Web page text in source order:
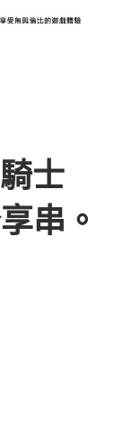
士
串。